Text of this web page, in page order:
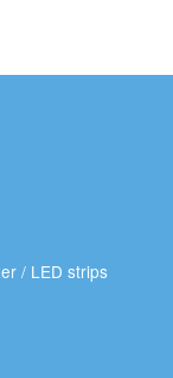
/ LED strips